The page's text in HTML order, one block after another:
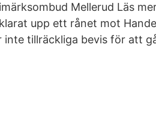
Mellerud Läs
upp ett rånet mot
inte tillräckliga bevis för att